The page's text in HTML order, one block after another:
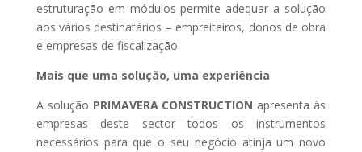
estruturação em módulos permite adequar a solução
aos vários destinatários – empreiteiros, donos de obra
e empresas de fiscalização.
Mais que uma solução, uma experiência
A solução PRIMAVERA CONSTRUCTION apresenta às
empresas deste sector todos os instrumentos
necessários para que o seu negócio atinja um novo